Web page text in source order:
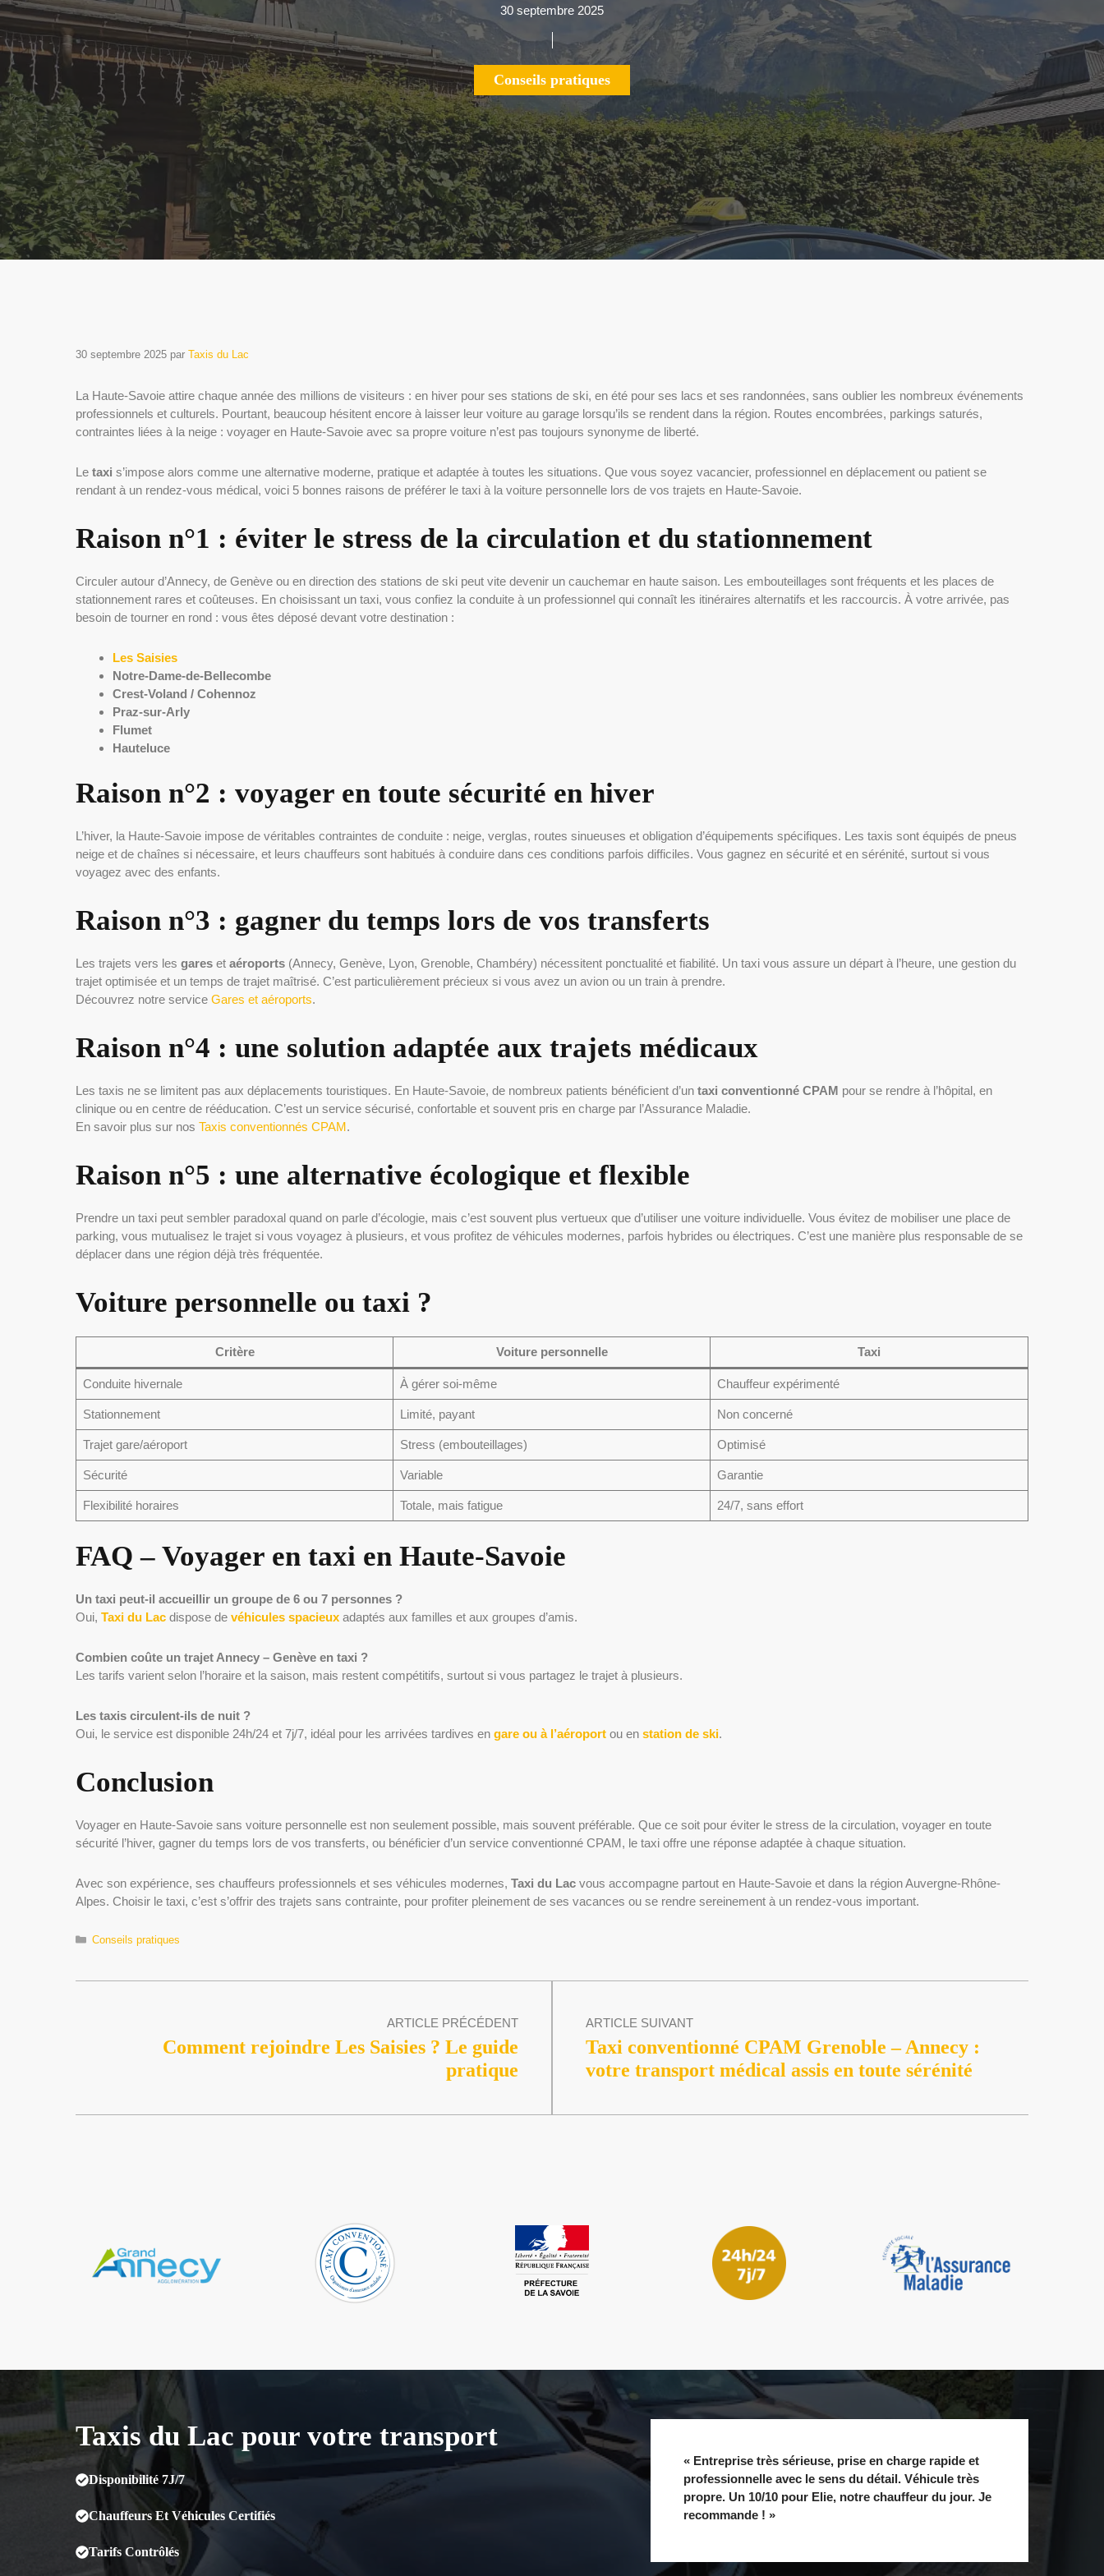
30 septembre 2025
Conseils pratiques
30 septembre 2025 par Taxis du Lac
La Haute-Savoie attire chaque année des millions de visiteurs : en hiver pour ses stations de ski, en été pour ses lacs et ses randonnées, sans oublier les nombreux événements
professionnels et culturels. Pourtant, beaucoup hésitent encore à laisser leur voiture au garage lorsqu’ils se rendent dans la région. Routes encombrées, parkings saturés,
contraintes liées à la neige : voyager en Haute-Savoie avec sa propre voiture n’est pas toujours synonyme de liberté.
Le taxi s’impose alors comme une alternative moderne, pratique et adaptée à toutes les situations. Que vous soyez vacancier, professionnel en déplacement ou patient se
rendant à un rendez-vous médical, voici 5 bonnes raisons de préférer le taxi à la voiture personnelle lors de vos trajets en Haute-Savoie.
Raison n°1 : éviter le stress de la circulation et du stationnement
Circuler autour d’Annecy, de Genève ou en direction des stations de ski peut vite devenir un cauchemar en haute saison. Les embouteillages sont fréquents et les places de
stationnement rares et coûteuses. En choisissant un taxi, vous confiez la conduite à un professionnel qui connaît les itinéraires alternatifs et les raccourcis. À votre arrivée, pas
besoin de tourner en rond : vous êtes déposé devant votre destination :
Les Saisies
Notre-Dame-de-Bellecombe
Crest-Voland / Cohennoz
Praz-sur-Arly
Flumet
Hauteluce
Raison n°2 : voyager en toute sécurité en hiver
L’hiver, la Haute-Savoie impose de véritables contraintes de conduite : neige, verglas, routes sinueuses et obligation d’équipements spécifiques. Les taxis sont équipés de pneus
neige et de chaînes si nécessaire, et leurs chauffeurs sont habitués à conduire dans ces conditions parfois difficiles. Vous gagnez en sécurité et en sérénité, surtout si vous
voyagez avec des enfants.
Raison n°3 : gagner du temps lors de vos transferts
Les trajets vers les gares et aéroports (Annecy, Genève, Lyon, Grenoble, Chambéry) nécessitent ponctualité et fiabilité. Un taxi vous assure un départ à l’heure, une gestion du
trajet optimisée et un temps de trajet maîtrisé. C’est particulièrement précieux si vous avez un avion ou un train à prendre.
Découvrez notre service Gares et aéroports.
Raison n°4 : une solution adaptée aux trajets médicaux
Les taxis ne se limitent pas aux déplacements touristiques. En Haute-Savoie, de nombreux patients bénéficient d’un taxi conventionné CPAM pour se rendre à l’hôpital, en
clinique ou en centre de rééducation. C’est un service sécurisé, confortable et souvent pris en charge par l’Assurance Maladie.
En savoir plus sur nos Taxis conventionnés CPAM.
Raison n°5 : une alternative écologique et flexible
Prendre un taxi peut sembler paradoxal quand on parle d’écologie, mais c’est souvent plus vertueux que d’utiliser une voiture individuelle. Vous évitez de mobiliser une place de
parking, vous mutualisez le trajet si vous voyagez à plusieurs, et vous profitez de véhicules modernes, parfois hybrides ou électriques. C’est une manière plus responsable de se
déplacer dans une région déjà très fréquentée.
Voiture personnelle ou taxi ?
Critère Voiture personnelle Taxi
Conduite hivernale À gérer soi-même Chauffeur expérimenté
Stationnement Limité, payant Non concerné
Trajet gare/aéroport Stress (embouteillages) Optimisé
Sécurité Variable Garantie
Flexibilité horaires Totale, mais fatigue 24/7, sans effort
FAQ – Voyager en taxi en Haute-Savoie
Un taxi peut-il accueillir un groupe de 6 ou 7 personnes ?
Oui, Taxi du Lac dispose de véhicules spacieux adaptés aux familles et aux groupes d’amis.
Combien coûte un trajet Annecy – Genève en taxi ?
Les tarifs varient selon l’horaire et la saison, mais restent compétitifs, surtout si vous partagez le trajet à plusieurs.
Les taxis circulent-ils de nuit ?
Oui, le service est disponible 24h/24 et 7j/7, idéal pour les arrivées tardives en gare ou à l’aéroport ou en station de ski.
Conclusion
Voyager en Haute-Savoie sans voiture personnelle est non seulement possible, mais souvent préférable. Que ce soit pour éviter le stress de la circulation, voyager en toute
sécurité l’hiver, gagner du temps lors de vos transferts, ou bénéficier d’un service conventionné CPAM, le taxi offre une réponse adaptée à chaque situation.
Avec son expérience, ses chauffeurs professionnels et ses véhicules modernes, Taxi du Lac vous accompagne partout en Haute-Savoie et dans la région Auvergne-Rhône-
Alpes. Choisir le taxi, c’est s’offrir des trajets sans contrainte, pour profiter pleinement de ses vacances ou se rendre sereinement à un rendez-vous important.
Catégories
Conseils pratiques
ARTICLE PRÉCÉDENT
Comment rejoindre Les Saisies ? Le guide
pratique
ARTICLE SUIVANT
Taxi conventionné CPAM Grenoble – Annecy :
votre transport médical assis en toute sérénité
Taxis du Lac pour votre transport
Disponibilité 7J/7
Chauffeurs Et Véhicules Certifiés
Tarifs Contrôlés
« Entreprise très sérieuse, prise en charge rapide et
professionnelle avec le sens du détail. Véhicule très
propre. Un 10/10 pour Elie, notre chauffeur du jour. Je
recommande ! »